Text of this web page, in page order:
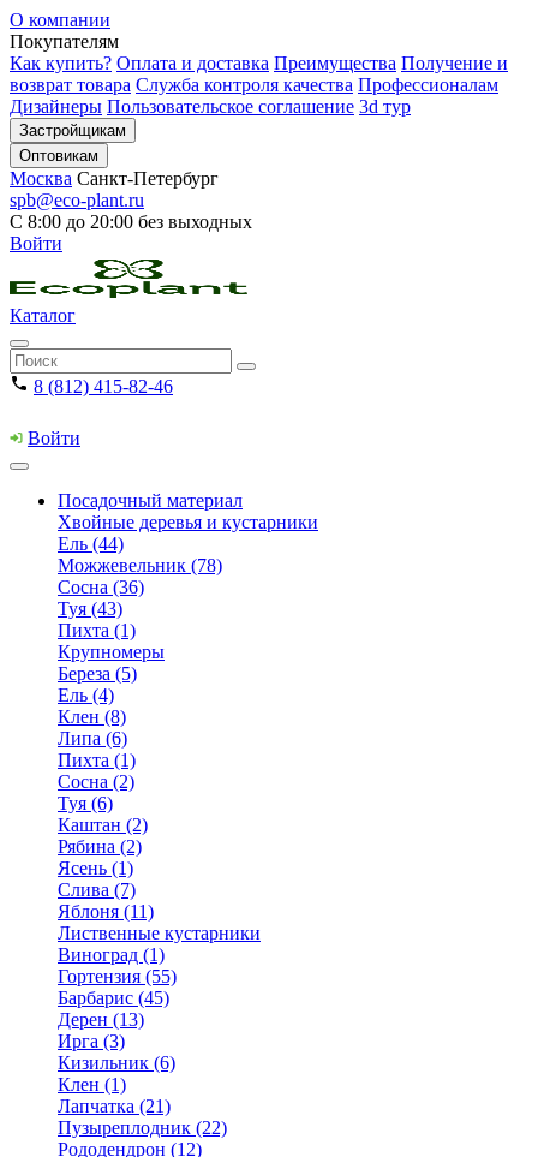
О компании
Покупателям
Как купить? Оплата и доставка Преимущества Получение и
возврат товара Служба контроля качества Профессионалам
Дизайнеры Пользовательское соглашение 3d тур
Застройщикам
Оптовикам
Москва Санкт-Петербург
spb@eco-plant.ru
С 8:00 до 20:00 без выходных
Войти
Каталог
8 (812) 415-82-46
Войти
Посадочный материал
Хвойные деревья и кустарники
Ель (44)
Можжевельник (78)
Сосна (36)
Туя (43)
Пихта (1)
Крупномеры
Береза (5)
Ель (4)
Клен (8)
Липа (6)
Пихта (1)
Сосна (2)
Туя (6)
Каштан (2)
Рябина (2)
Ясень (1)
Слива (7)
Яблоня (11)
Лиственные кустарники
Виноград (1)
Гортензия (55)
Барбарис (45)
Дерен (13)
Ирга (3)
Кизильник (6)
Клен (1)
Лапчатка (21)
Пузыреплодник (22)
Рододендрон (12)